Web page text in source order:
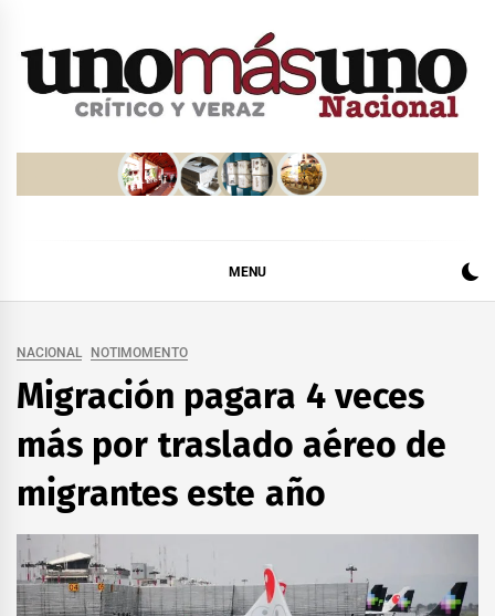
MENU
NACIONAL NOTIMOMENTO
Migración pagara 4 veces
más por traslado aéreo de
migrantes este año